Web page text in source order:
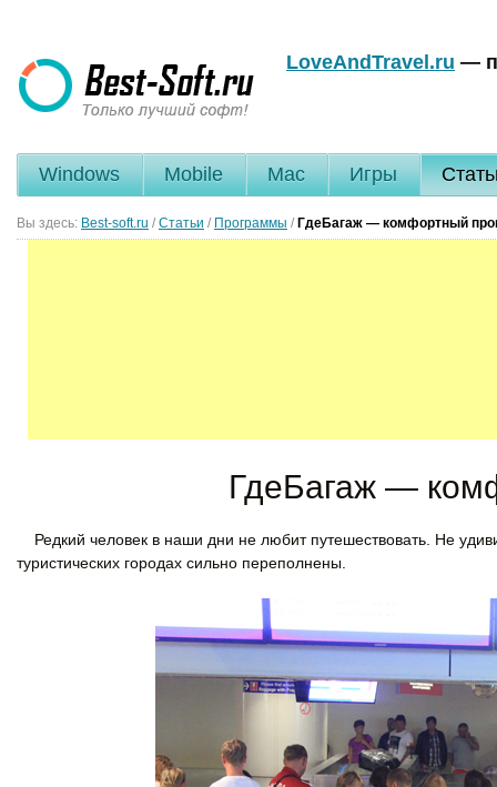
LoveAndTravel.ru —
Windows Mobile Mac Игры
Вы здесь: Best-soft.ru / Статьи / Программы / ГдеБагаж — комфортный
ГдеБагаж —
Редкий человек в наши дни не любит путешествовать. Не
туристических городах сильно переполнены.